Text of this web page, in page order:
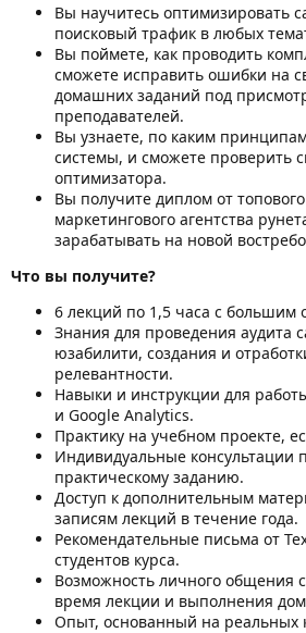
Вы научитесь оптимизировать
поисковый трафик в любых
Вы поймете, как проводить
сможете исправить ошибки на
домашних заданий под
преподавателей.
Вы узнаете, по каким
системы, и сможете проверить
оптимизатора.
Вы получите диплом от
маркетингового агентства
зарабатывать на новой
Что вы получите?
6 лекций по 1,5 часа с большим
Знания для проведения аудита
юзабилити, создания и
релевантности.
Навыки и инструкции для
и Google Analytics.
Практику на учебном проекте,
Индивидуальные консультации
практическому заданию.
Доступ к дополнительным
записям лекций в течение года.
Рекомендательные письма от
студентов курса.
Возможность личного общения
время лекции и выполнения
Опыт, основанный на реальных